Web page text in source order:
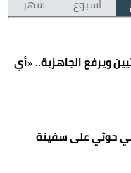
ويرفع الجاهزية.. «أي
حوثي على سفينة